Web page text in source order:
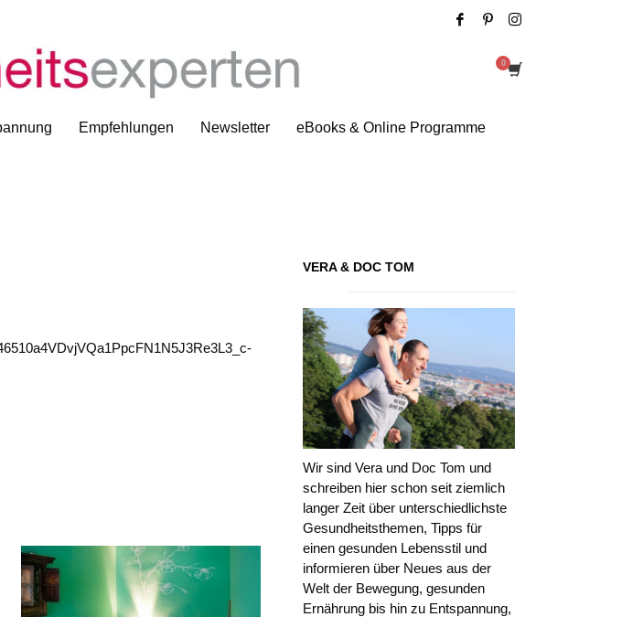
Empfehlungen Newsletter eBooks & Online Programme
Übungen für straffe Arme
VERA & DOC TOM
Wir sind Vera und Doc Tom und
schreiben hier schon seit ziemlich
langer Zeit über unterschiedlichste
Gesundheitsthemen, Tipps für
einen gesunden Lebensstil und
informieren über Neues aus der
Welt der Bewegung, gesunden
Ernährung bis hin zu Entspannung,